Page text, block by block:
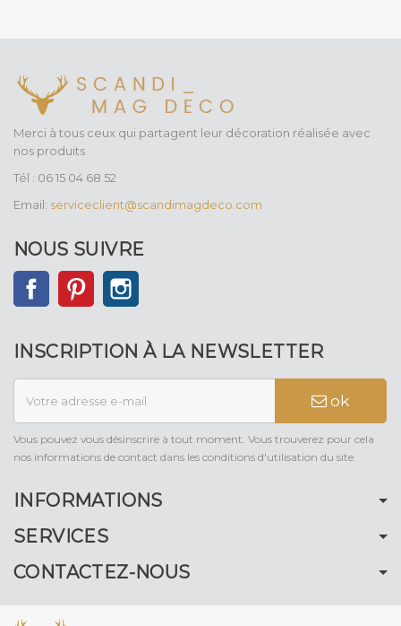
Merci à tous ceux qui partagent leur décoration réalisée avec
nos produits
Tél : 06 15 04 68 52
Email: serviceclient@scandimagdeco.com
NOUS SUIVRE
FacebookPinterest
INSCRIPTION À LA NEWSLETTER
ok
Vous pouvez vous désinscrire à tout moment. Vous trouverez pour cela
nos informations de contact dans les conditions d'utilisation du site.
INFORMATIONS
SERVICES
CONTACTEZ-NOUS